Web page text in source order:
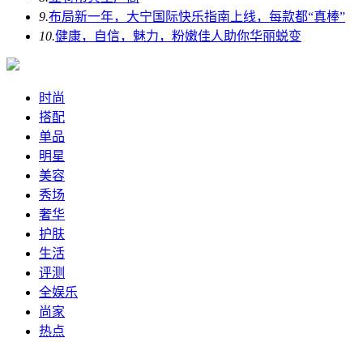
9.布局新一年，大宁国际快乐指南上线，每款都“真棒”
10.健康，自信，魅力，粉嫩佳人助你华丽蜕变
时尚
搭配
单品
明星
美容
秀场
奢华
护肤
生活
评测
全娱乐
尚家
热点